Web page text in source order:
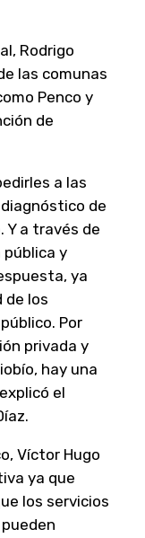
Rodrigo
las comunas
Penco y
de
a las
de
Y a través de
pública y
ya
de los
Por
privada y
hay una
el
Víctor Hugo
ya que
los servicios